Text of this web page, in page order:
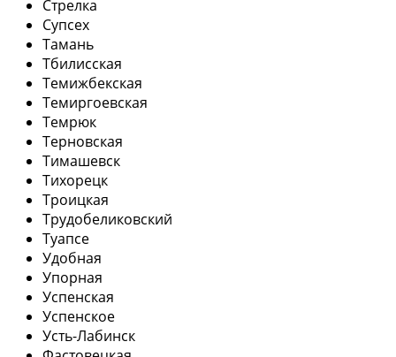
Стрелка
Супсех
Тамань
Тбилисская
Темижбекская
Темиргоевская
Темрюк
Терновская
Тимашевск
Тихорецк
Троицкая
Трудобеликовский
Туапсе
Удобная
Упорная
Успенская
Успенское
Усть-Лабинск